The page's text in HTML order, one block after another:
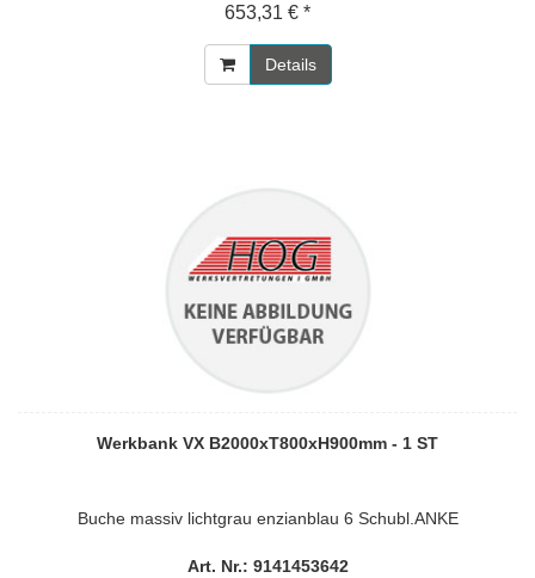
653,31 € *
Details
Werkbank VX B2000xT800xH900mm - 1 ST
Buche massiv lichtgrau enzianblau 6 Schubl.ANKE
Art. Nr.: 9141453642